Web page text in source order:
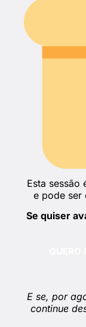
Esta sessão
e pode ser
Se quiser
E se, por
continue